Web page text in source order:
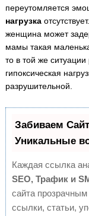
переутомляется
нагрузка
женщина может
мамы такая
то в той же
гипоксическая
разрушительной.
Забиваем
Уникальные
Каждая ссылка
SEO, Трафик и
сайта
ссылки, статьи,